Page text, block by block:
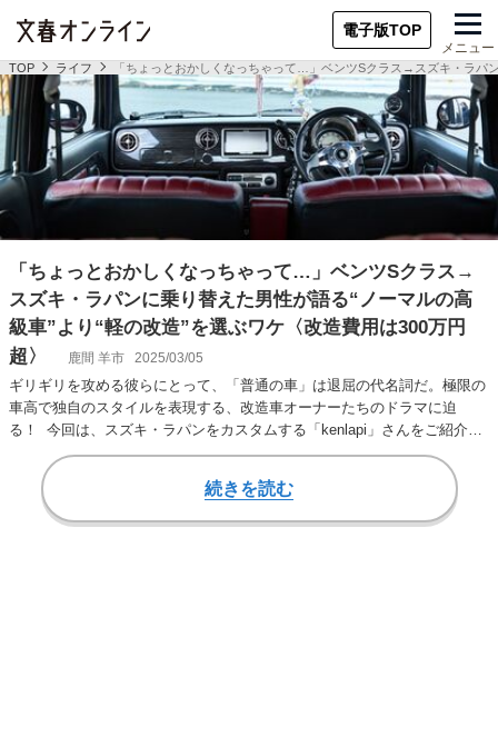
電子版TOP
メニュー
TOP ライフ 「ちょっとおかしくなっちゃって…」ベンツSクラス→スズキ・ラパ
「ちょっとおかしくなっちゃって…」ベンツSクラス→
スズキ・ラパンに乗り替えた男性が語る“ノーマルの高
級車”より“軽の改造”を選ぶワケ〈改造費用は300万円
超〉
鹿間 羊市 2025/03/05
ギリギリを攻める彼らにとって、「普通の車」は退屈の代名詞だ。極限の
車高で独自のスタイルを表現する、改造車オーナーたちのドラマに迫
る！ 今回は、スズキ・ラパンをカスタムする「kenlapi」さんをご紹介。
◆◆◆ こ…
続きを読む